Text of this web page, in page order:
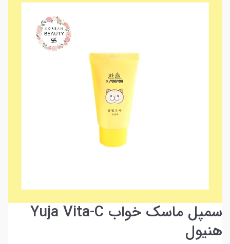
سمپل ماسک خواب Yuja Vita-C
هنیول